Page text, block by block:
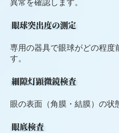
異常を確認します。
眼球突出度の測定
専用の器具で眼球がどの程度
す。
細隙灯顕微鏡検査
眼の表面（角膜・結膜）の状
眼底検査